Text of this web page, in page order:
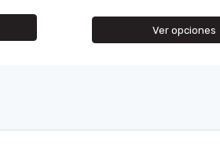
Ver opciones